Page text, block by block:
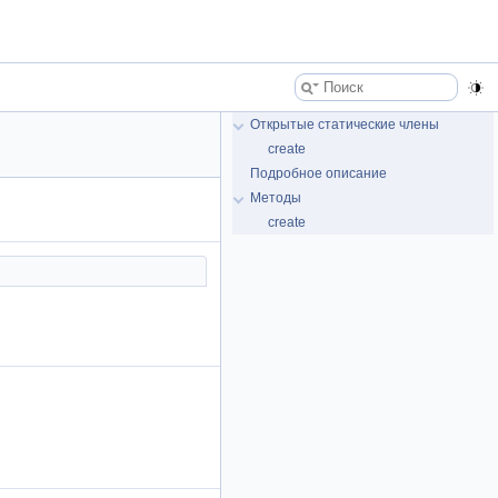
Открытые статические члены
create
Подробное описание
Методы
create